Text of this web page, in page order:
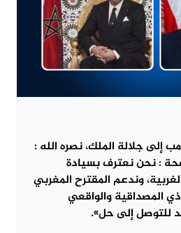
إلى جلالة الملك، نصره الله :
: نحن نعترف بسيادة
وندعم المقترح المغربي
المصداقية والواقعي
للتوصل إلى حل».